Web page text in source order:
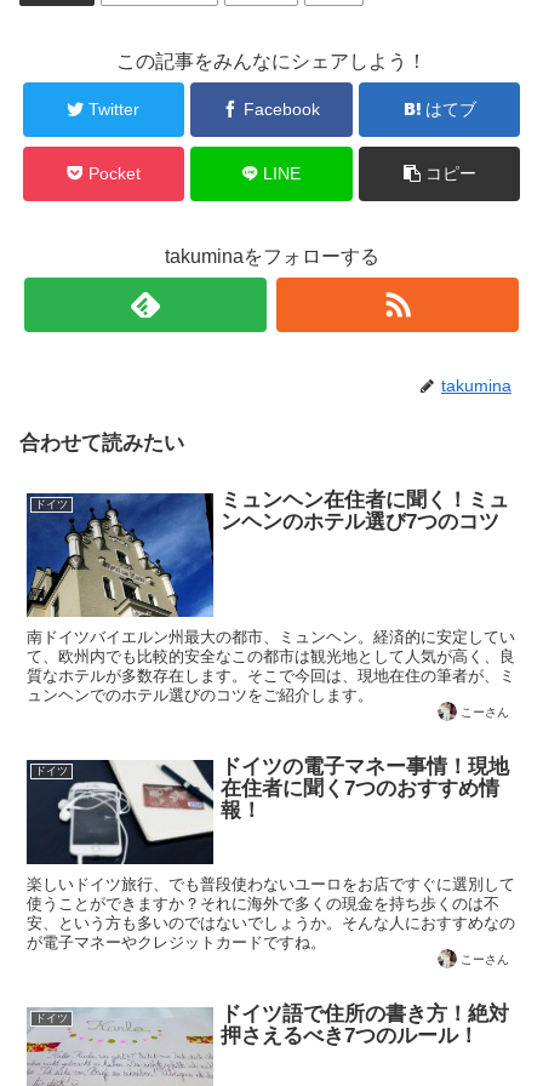
この記事をみんなにシェアしよう！
Twitter Facebook はてブ
Pocket LINE コピー
takuminaをフォローする
takumina
合わせて読みたい
ドイツ
ミュンヘン在住者に聞く！ミュ
ンヘンのホテル選び7つのコツ
南ドイツバイエルン州最大の都市、ミュンヘン。経済的に安定してい
て、欧州内でも比較的安全なこの都市は観光地として人気が高く、良
質なホテルが多数存在します。そこで今回は、現地在住の筆者が、ミ
ュンヘンでのホテル選びのコツをご紹介します。
こーさん
ドイツ
ドイツの電子マネー事情！現地
在住者に聞く7つのおすすめ情
報！
楽しいドイツ旅行、でも普段使わないユーロをお店ですぐに選別して
使うことができますか？それに海外で多くの現金を持ち歩くのは不
安、という方も多いのではないでしょうか。そんな人におすすめなの
が電子マネーやクレジットカードですね。
こーさん
ドイツ
ドイツ語で住所の書き方！絶対
押さえるべき7つのルール！